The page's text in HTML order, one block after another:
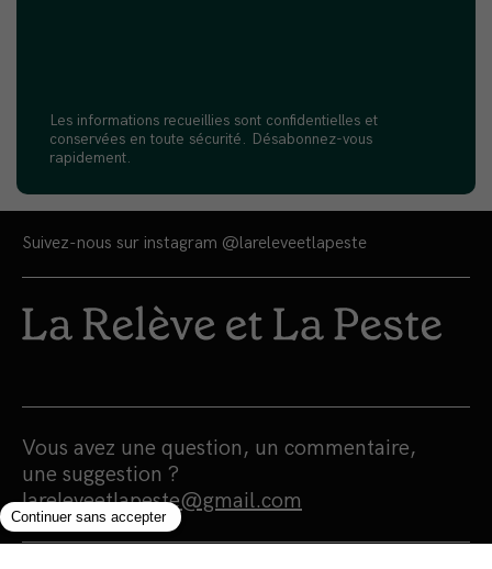
Les informations recueillies sont confidentielles et
conservées en toute sécurité. Désabonnez-vous
rapidement.
Suivez-nous sur instagram @lareleveetlapeste
Vous avez une question, un commentaire,
une suggestion ?
lareleveetlapeste@gmail.com